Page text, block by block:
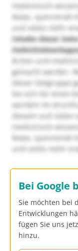
medizinisch-
News, spannende
und vieles mehr
Inhalte dieser
Ärzten und
gemacht werden.
dieser Zielgruppe
Sie sich für einen
würden! Im
diesem und vielen
medizinisch-
News, spannende
und vieles mehr
Bei Google
Sie möchten bei
Entwicklungen
fügen Sie uns
hinzu.